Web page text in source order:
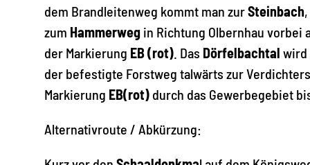
dem Brandleitenweg kommt man zurSteinbach
zum Hammerweg in Richtung Olbernhau vorbei
der Markierung EB (rot) . Das Dörfelbachtal wird
der befestigte Forstweg talwärts zur
Markierung EB(rot) durch das Gewerbegebiet
Alternativroute / Abkürzung: